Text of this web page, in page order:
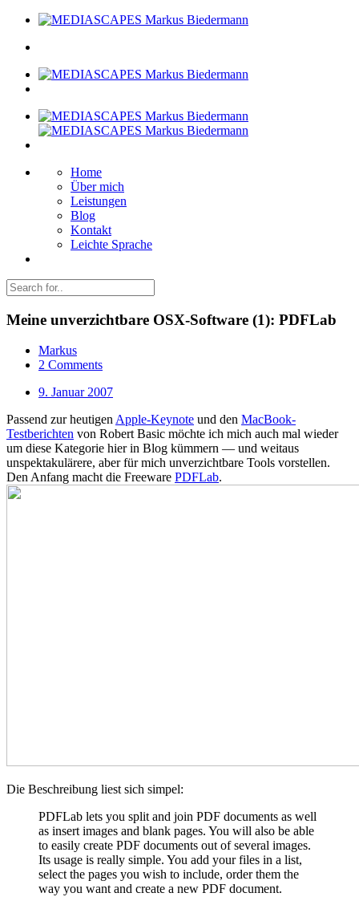
Home
Über mich
Leistungen
Blog
Kontakt
Leichte Sprache
Meine unverzichtbare OSX-Software (1): PDFLab
Markus
2 Comments
9. Januar 2007
Passend zur heutigenApple-Keynote und den MacBook-
Testberichten von Robert Basic möchte ich mich auch mal wieder
um diese Kategorie hier in Blog kümmern — und weitaus
unspektakulärere, aber für mich unverzichtbare Tools vorstellen.
Den Anfang macht die Freeware PDFLab.
Die Beschreibung liest sich simpel:
PDFLab lets you split and join PDF documents as well
as insert images and blank pages. You will also be able
to easily create PDF documents out of several images.
Its usage is really simple. You add your files in a list,
select the pages you wish to include, order them the
way you want and create a new PDF document.